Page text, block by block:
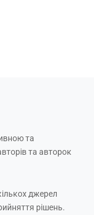
та
та авторок
джерел
рішень.